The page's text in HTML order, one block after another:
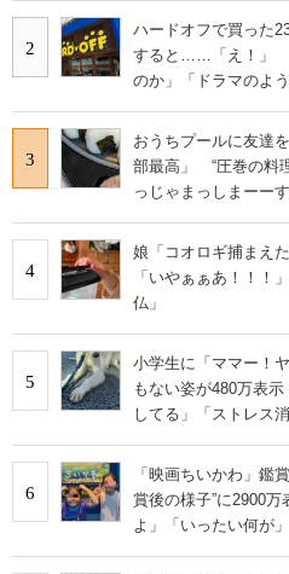
2
ハードオフで買った
すると……「え！」 “
のか」「ドラマのよう
3
おうちプールに友
部最高」 “圧巻の料
っじゃまっしまーーす
4
娘「コオロギ捕まえ
「いやぁぁあ！！！
仏」
5
小学生に「ママー！
もない姿が480万表
してる」「ストレス
6
「映画ちいかわ」鑑
賞後の様子”に2900
よ」「いったい何が」